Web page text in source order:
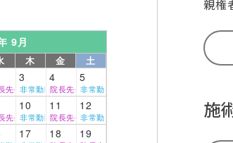
9月
木 金 土
3 4 5
先生非常勤医師院長先生非常勤医師
10 11 12
先生非常勤医師院長先生非常勤医師
17 18 19
親権
施